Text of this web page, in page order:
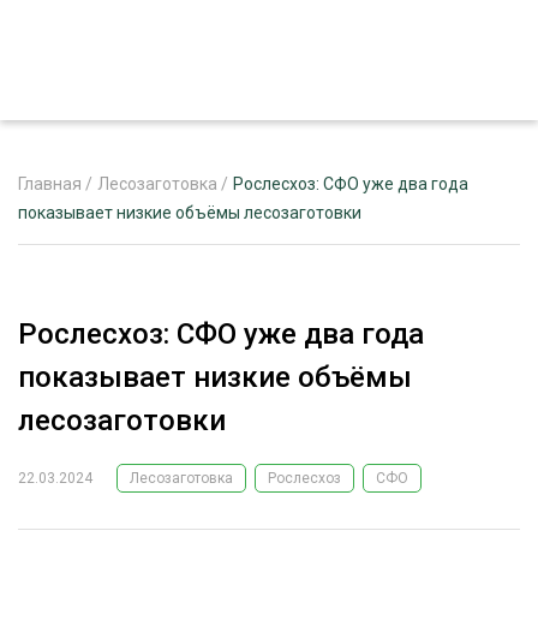
РЕКЛАМОДАТЕЛЯМ
ЛЕСНОЕ ХОЗЯЙСТВО
ЛЕСОЗАГОТОВКА
ЭКСПЕРТНОЕ МНЕНИЕ
Главная / Лесозаготовка / Рослесхоз: СФО уже два года
показывает низкие объёмы лесозаготовки
Рослесхоз: СФО уже два года
показывает низкие объёмы
лесозаготовки
22.03.2024 Лесозаготовка Рослесхоз СФО